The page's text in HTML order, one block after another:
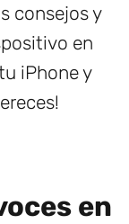
consejos y
en
iPhone y
en